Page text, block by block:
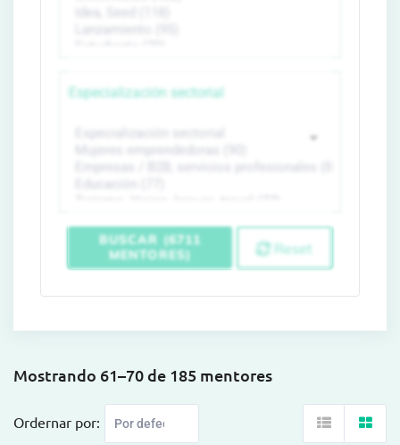
Especialización sectorial
BUSCAR (6711
MENTORES)
Reset
Mostrando 61–70 de 185 mentores
Ordernar por: